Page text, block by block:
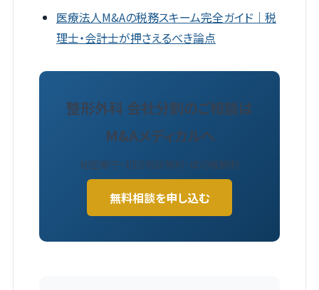
医療法人M&Aの税務スキーム完全ガイド｜税
理士・会計士が押さえるべき論点
整形外科 会社分割のご相談は
M&Aメディカルへ
秘密厳守・初回相談無料・成功報酬制
無料相談を申し込む